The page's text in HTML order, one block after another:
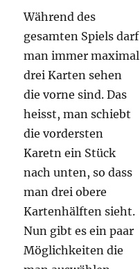
Während des
gesamten Spiels darf
man immer maximal
drei Karten sehen
die vorne sind. Das
heisst, man schiebt
die vordersten
Karetn ein Stück
nach unten, so dass
man drei obere
Kartenhälften sieht.
Nun gibt es ein paar
Möglichkeiten die